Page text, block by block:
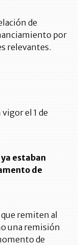
de
por
relevantes.
vigor el 1 de
estaban
de
remiten al
una remisión
de